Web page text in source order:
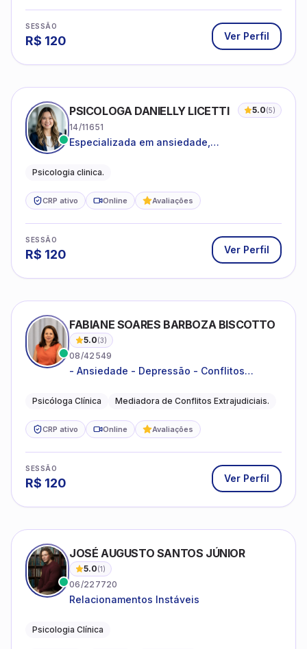
SESSÃO
R$ 120 Ver Perfil
PSICOLOGA DANIELLY LICETTI 5.0(5)
14/11651
Especializada em ansiedade,
Psicologia clinica.
CRP ativo Online Avaliações
SESSÃO
R$ 120 Ver Perfil
FABIANE SOARES BARBOZA BISCOTTO
5.0(3)
08/42549
- Ansiedade - Depressão - Conflitos
relacionamentos - Autoestima -
Psicóloga Clínica Mediadora de Conflitos Extrajudiciais.
CRP ativo Online Avaliações
SESSÃO
R$ 120 Ver Perfil
JOSÉ AUGUSTO SANTOS JÚNIOR
5.0(1)
06/227720
Relacionamentos Instáveis
Psicologia Clínica